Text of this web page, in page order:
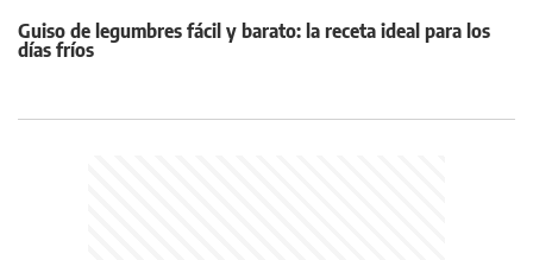
Guiso de legumbres fácil y barato: la receta ideal para los
días fríos